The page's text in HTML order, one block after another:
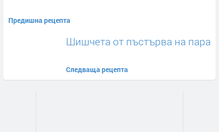
Предишна рецепта
Шишчета от пъстърва на пара
Следваща рецепта